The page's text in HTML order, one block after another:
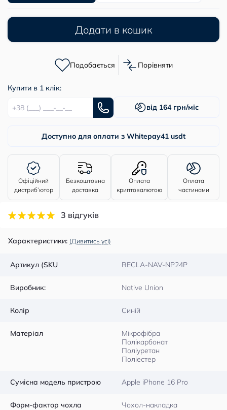
Додати в кошик
Подобається Порівняти
Купити в 1 клік:
від 164 грн/міс
Доступно для оплати з Whitepay41 usdt
Офіційний
дистриб’ютор
Безкоштовна
доставка
Оплата
криптовалютою
Оплата
частинами
3 відгуків
Характеристики: (Дивитись усі)
Артикул (SKU RECLA-NAV-NP24P
Виробник: Native Union
Колір Синій
Матеріал
Мікрофібра
Полікарбонат
Поліуретан
Поліестер
Сумісна модель пристрою Apple iPhone 16 Pro
Форм-фактор чохла Чохол-накладка